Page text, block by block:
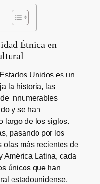
Étnica en
Unidos es un
la historia, las
innumerables
y se han
largo de los siglos.
pasando por los
olas más recientes de
América Latina, cada
únicos que han
estadounidense.